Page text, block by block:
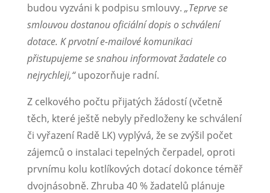
budou vyzváni k podpisu smlouvy. „Teprve se
smlouvou dostanou oficiální dopis o schválení
dotace. K prvotní e-mailové komunikaci
přistupujeme se snahou informovat žadatele co
nejrychleji,“upozorňuje radní.
Z celkového počtu přijatých žádostí (včetně
těch, které ještě nebyly předloženy ke schválení
či vyřazení Radě LK) vyplývá, že se zvýšil počet
zájemců o instalaci tepelných čerpadel, oproti
prvnímu kolu kotlíkových dotací dokonce téměř
dvojnásobně. Zhruba 40 % žadatelů plánuje